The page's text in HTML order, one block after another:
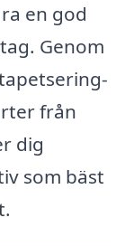
en god
Genom
från
dig
som bäst